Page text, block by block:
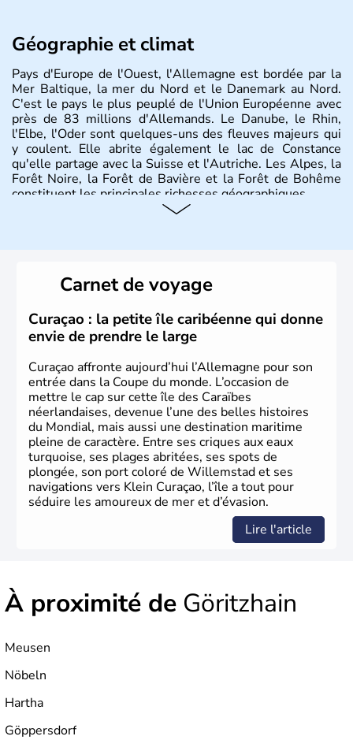
Géographie et climat
Pays d'Europe de l'Ouest, l'Allemagne est bordée par la
Mer Baltique, la mer du Nord et le Danemark au Nord.
C'est le pays le plus peuplé de l'Union Européenne avec
près de 83 millions d'Allemands. Le Danube, le Rhin,
l'Elbe, l'Oder sont quelques-uns des fleuves majeurs qui
y coulent. Elle abrite également le lac de Constance
qu'elle partage avec la Suisse et l'Autriche. Les Alpes, la
Forêt Noire, la Forêt de Bavière et la Forêt de Bohême
constituent les principales richesses géographiques.
lesquelles bénéficient d'une grande autonomie. Le pays
peut se targuer de grands noms qu'il a vu naître dans tous
les domaines, des arts à la politique en passant par la
philosophie. Hertz, Gutenberg, Heidegger, Thomas Mann,
Herman Hesse ou bien Hegel en font partie.
Carnet de voyage
Curaçao : la petite île caribéenne qui donne
envie de prendre le large
Curaçao affronte aujourd’hui l’Allemagne pour son
entrée dans la Coupe du monde. L’occasion de
mettre le cap sur cette île des Caraïbes
néerlandaises, devenue l’une des belles histoires
du Mondial, mais aussi une destination maritime
pleine de caractère. Entre ses criques aux eaux
turquoise, ses plages abritées, ses spots de
plongée, son port coloré de Willemstad et ses
navigations vers Klein Curaçao, l’île a tout pour
séduire les amoureux de mer et d’évasion.
Lire l'article
À proximité de Göritzhain
Meusen
Nöbeln
Hartha
Göppersdorf